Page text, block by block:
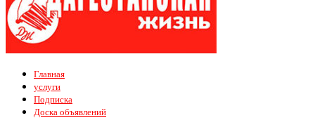
Главная
услуги
Подписка
Доска объявлений